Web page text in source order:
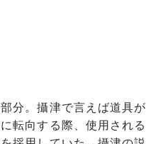
分。攝津で言えば道具が
転向する際、使用される